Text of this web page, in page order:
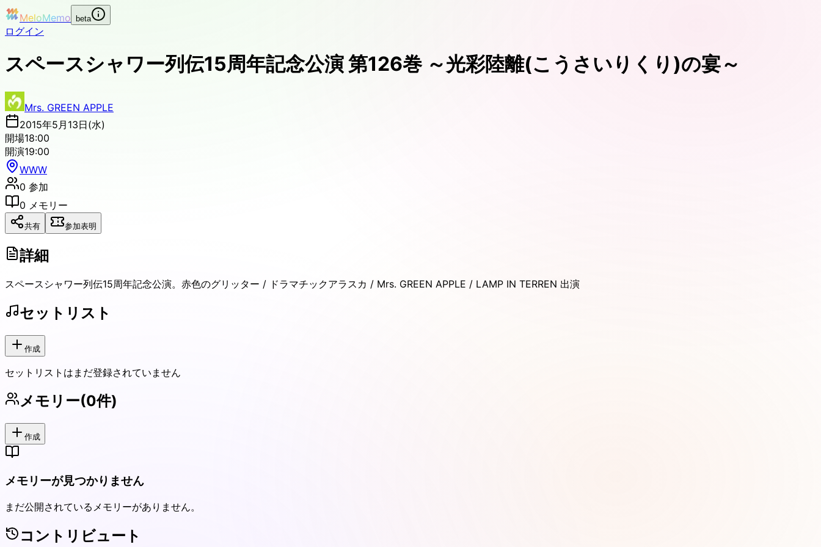
MeloMemo beta
ログイン
スペースシャワー列伝15周年記念公演 第126巻 ～光彩陸離(こうさいりくり)の宴～
Mrs. GREEN APPLE
2015年5月13日(水)
開場18:00
開演19:00
WWW
0 参加
0 メモリー
共有 参加表明
詳細
スペースシャワー列伝15周年記念公演。赤色のグリッター / ドラマチックアラスカ / Mrs. GREEN APPLE / LAMP IN TERREN 出演
セットリスト
作成
セットリストはまだ登録されていません
メモリー(0件)
作成
メモリーが見つかりません
まだ公開されているメモリーがありません。
コントリビュート